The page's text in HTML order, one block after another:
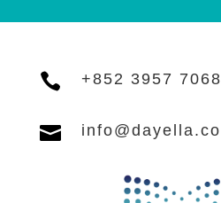
 +852 3957 7068
 info@dayella.co